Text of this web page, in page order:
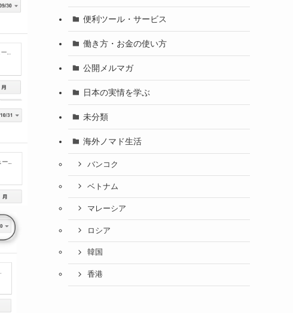
便利ツール・サービス
働き方・お金の使い方
公開メルマガ
日本の実情を学ぶ
未分類
海外ノマド生活
バンコク
ベトナム
マレーシア
ロシア
韓国
香港